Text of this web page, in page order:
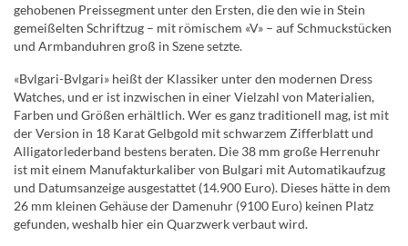
gehobenen Preissegment unter den Ersten, die den wie in Stein
gemeißelten Schriftzug – mit römischem «V» – auf Schmuckstücken
und Armbanduhren groß in Szene setzte.
«Bvlgari-Bvlgari» heißt der Klassiker unter den modernen Dress
Watches, und er ist inzwischen in einer Vielzahl von Materialien,
Farben und Größen erhältlich. Wer es ganz traditionell mag, ist mit
der Version in 18 Karat Gelbgold mit schwarzem Zifferblatt und
Alligatorlederband bestens beraten. Die 38 mm große Herrenuhr
ist mit einem Manufakturkaliber von Bulgari mit Automatikaufzug
und Datumsanzeige ausgestattet (14.900 Euro). Dieses hätte in dem
26 mm kleinen Gehäuse der Damenuhr (9100 Euro) keinen Platz
gefunden, weshalb hier ein Quarzwerk verbaut wird.